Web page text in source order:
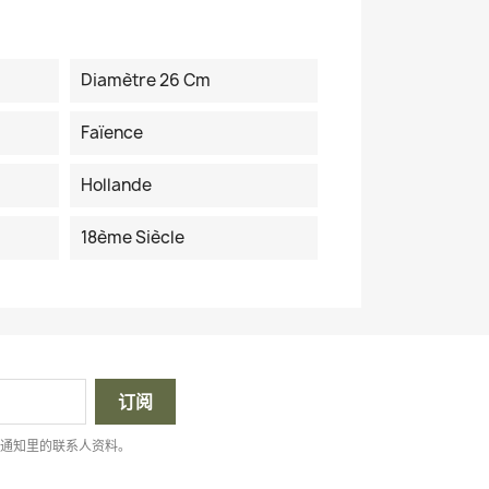
Diamètre 26 Cm
Faïence
Hollande
18ème Siècle
知里的联系人资料。